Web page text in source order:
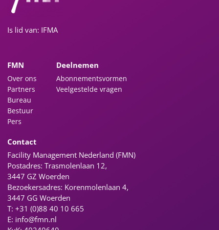
Is lid van: IFMA
FMN
Over ons
Partners
Bureau
Bestuur
Pers
Deelnemen
Abonnementsvormen
Veelgestelde vragen
Contact
Facility Management Nederland (FMN)
Postadres: Trasmolenlaan 12,
3447 GZ Woerden
Bezoekersadres: Korenmolenlaan 4,
3447 GG Woerden
T: +31 (0)88 40 10 665
E: info@fmn.nl